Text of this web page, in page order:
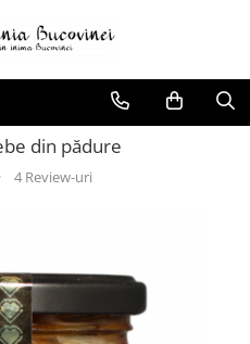
din pădure
4 Review-uri